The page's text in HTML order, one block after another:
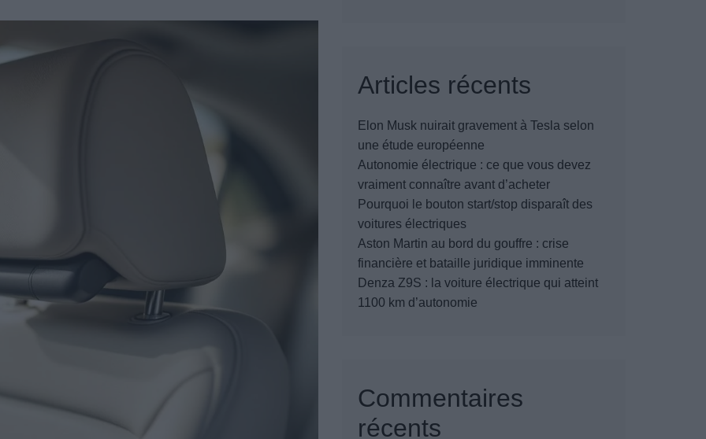
Articles récents
Elon Musk nuirait gravement à Tesla selon
une étude européenne
Autonomie électrique : ce que vous devez
vraiment connaître avant d’acheter
Pourquoi le bouton start/stop disparaît des
voitures électriques
Aston Martin au bord du gouffre : crise
financière et bataille juridique imminente
Denza Z9S : la voiture électrique qui atteint
1100 km d’autonomie
Commentaires
récents